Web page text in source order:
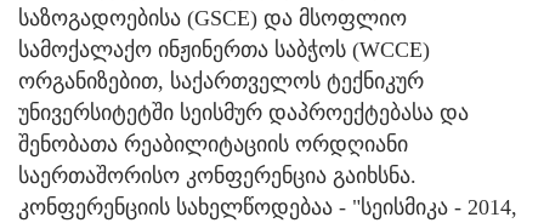
საზოგადოებისა (GSCE) და მსოფლიო
სამოქალაქო ინჟინერთა საბჭოს (WCCE)
ორგანიზებით, საქართველოს ტექნიკურ
უნივერსიტეტში სეისმურ დაპროექტებასა და
შენობათა რეაბილიტაციის ორდღიანი
საერთაშორისო კონფერენცია გაიხსნა.
კონფერენციის სახელწოდებაა - "სეისმიკა - 2014,